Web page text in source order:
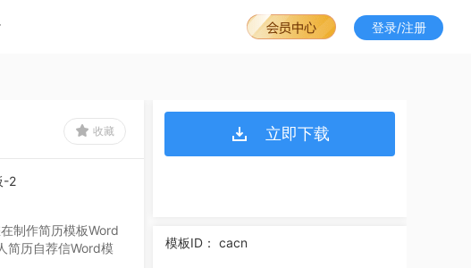
登录/注册
收藏
制作简历模板Word
简历自荐信Word模
立即下载
模板ID： cacn